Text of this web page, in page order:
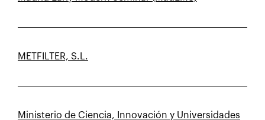
METFILTER, S.L.
Ministerio de Ciencia, Innovación y Universidades